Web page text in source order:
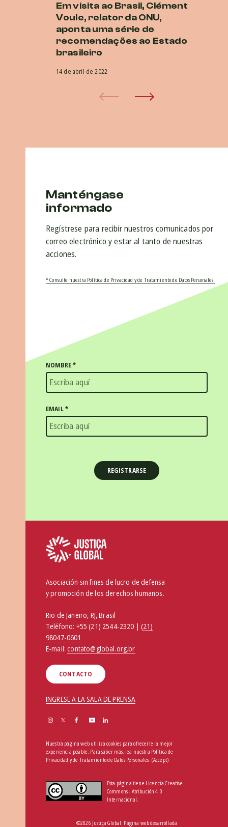
Em visita ao Brasil, Clément
Voule, relator da ONU,
aponta uma série de
recomendações ao Estado
brasileiro
14 de abril de 2022
Manténgase
informado
Regístrese para recibir nuestros comunicados por
correo electrónico y estar al tanto de nuestras
acciones.
* Consulte nuestra Política de Privacidad y de Tratamiento de Datos Personales.
NOMBRE*
EMAIL*
Asociación sin fines de lucro de defensa
y promoción de los derechos humanos.
Rio de Janeiro, RJ, Brasil
Teléfono: +55 (21) 2544-2320 | (21)
98047-0601
E-mail:contato@global.org.br
CONTACTO
INGRESE A LA SALA DE PRENSA
Nuestra página web utiliza cookies para ofrecerle la mejor
experiencia posible. Para saber más, lea nuestra Política de
Privacidad y de Tratamiento de Datos Personales (Accept)
Esta página tiene Licencia Creative
Commons - Atribución 4.0
Internacional.
©2026 Justiça Global. Página web desarrollada